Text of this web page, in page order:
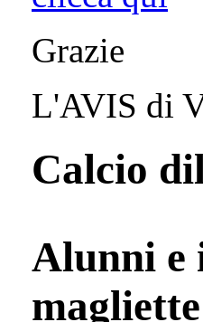
Grazie
L'AVIS di
Calcio
Alunni e